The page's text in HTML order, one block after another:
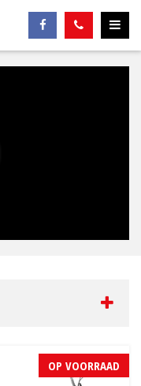
OP VOORRAAD